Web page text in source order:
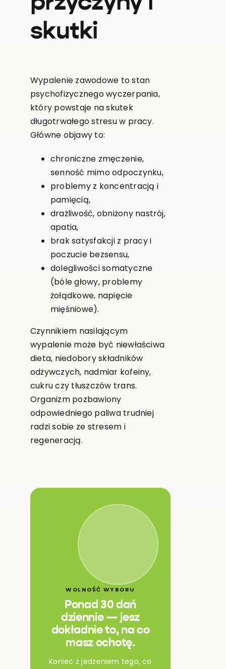
skutki
Wypalenie zawodowe to stan
psychofizycznego wyczerpania,
który powstaje na skutek
długotrwałego stresu w pracy.
Główne objawy to:
chroniczne zmęczenie,
senność mimo odpoczynku,
problemy z koncentracją i
pamięcią,
drażliwość, obniżony nastrój,
apatia,
brak satysfakcji z pracy i
poczucie bezsensu,
dolegliwości somatyczne
(bóle głowy, problemy
żołądkowe, napięcie
mięśniowe).
Czynnikiem nasilającym
wypalenie może być niewłaściwa
dieta, niedobory składników
odżywczych, nadmiar kofeiny,
cukru czy tłuszczów trans.
Organizm pozbawiony
odpowiedniego paliwa trudniej
radzi sobie ze stresem i
regeneracją.
WOLNOŚĆ WYBORU
Ponad 30 dań
dziennie — jesz
dokładnie to, na co
masz ochotę.
Koniec z jedzeniem tego, co